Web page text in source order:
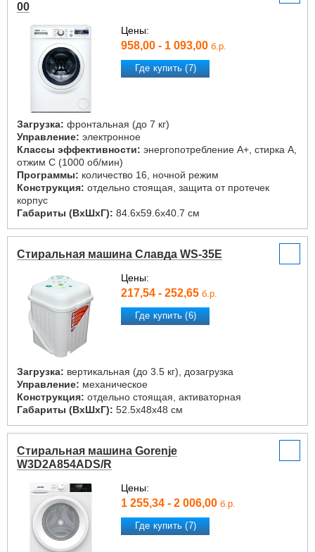
00
Цены:
958,00 - 1 093,00 б.р.
Где купить (7)
Загрузка: фронтальная (до 7 кг)
Управление: электронное
Классы эффективности: энергопотребление A+, стирка A,
отжим C (1000 об/мин)
Программы: количество 16, ночной режим
Конструкция: отдельно стоящая, защита от протечек
корпус
Габариты (ВxШxГ): 84.6x59.6x40.7 см
Стиральная машина Славда WS-35E
Цены:
217,54 - 252,65 б.р.
Где купить (6)
Загрузка: вертикальная (до 3.5 кг), дозагрузка
Управление: механическое
Конструкция: отдельно стоящая, активаторная
Габариты (ВxШxГ): 52.5x48x48 см
Стиральная машина Gorenje
W3D2A854ADS/R
Цены:
1 255,34 - 2 006,00 б.р.
Где купить (7)